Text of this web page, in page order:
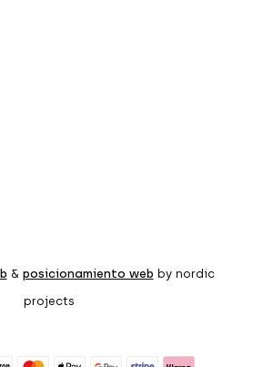
& posicionamiento web by nordic
projects